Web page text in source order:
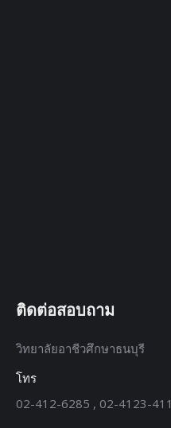
ติดต่อสอบถาม
วิทยาลัยอาชีวศึกษาธนบุรี
โทร
02-412-6285 , 02-4123-411